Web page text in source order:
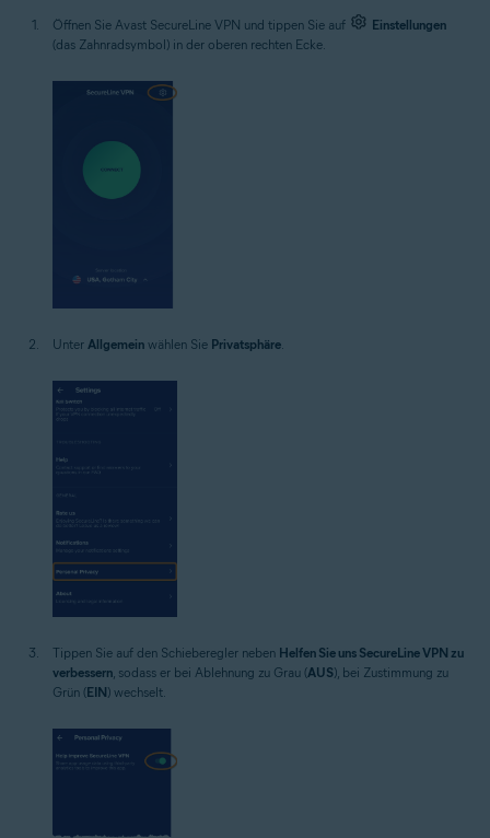
Öffnen Sie Avast SecureLine VPN und tippen Sie auf
Einstellungen
(das Zahnradsymbol) in der oberen rechten Ecke.
Unter Allgemein wählen Sie Privatsphäre.
Tippen Sie auf den Schieberegler neben Helfen Sie uns SecureLine VPN zu
verbessern, sodass er bei Ablehnung zu Grau (AUS), bei Zustimmung zu
Grün (EIN) wechselt.